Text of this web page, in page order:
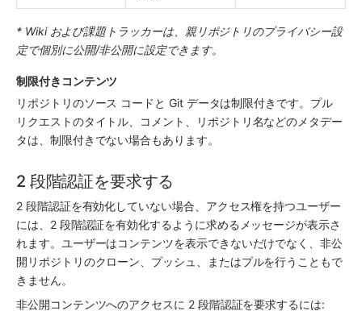
* Wiki および課題トラッカーは、親リポジトリのプライバシー設
定で個別に公開/非公開に設定できます。
制限付きコンテンツ
リポジトリのソース コードと Git データは制限付きです。プル
リクエストのタイトル、コメント、リポジトリ名などのメタデー
タは、制限付きでない場合もあります。
2 段階認証を要求する
2 段階認証を有効化していない場合、アクセス権を持つユーザー
には、2 段階認証を有効化するように求めるメッセージが表示さ
れます。ユーザーはコンテンツを表示できないだけでなく、非公
開リポジトリのクローン、プッシュ、またはプルを行うこともで
きません。
非公開コンテンツへのアクセスに 2 段階認証を要求するには: